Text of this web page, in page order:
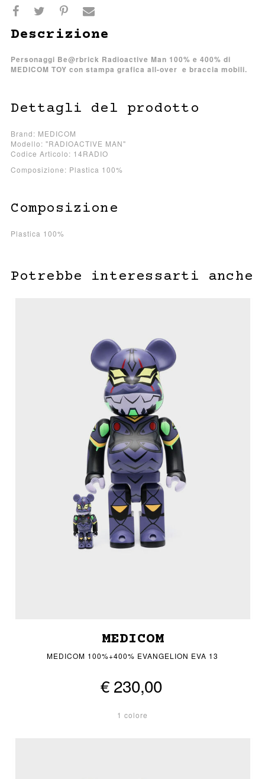
Descrizione
Personaggi Be@rbrick Radioactive Man 100% e 400% di
MEDICOM TOY con stampa grafica all-over e braccia mobili.
Dettagli del prodotto
Brand: MEDICOM
Modello: "RADIOACTIVE MAN"
Codice Articolo: 14RADIO
Composizione: Plastica 100%
Composizione
Plastica 100%
Potrebbe interessarti anche
MEDICOM
MEDICOM 100%+400% EVANGELION EVA 13
€ 230,00
1 colore